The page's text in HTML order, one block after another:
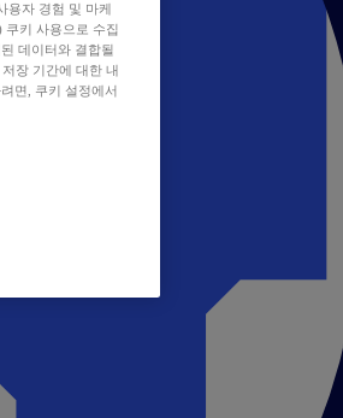
용자 경험 및 마케
쿠키 사용으로 수집
데이터와 결합될
장 기간에 대한 내
면, 쿠키 설정에서